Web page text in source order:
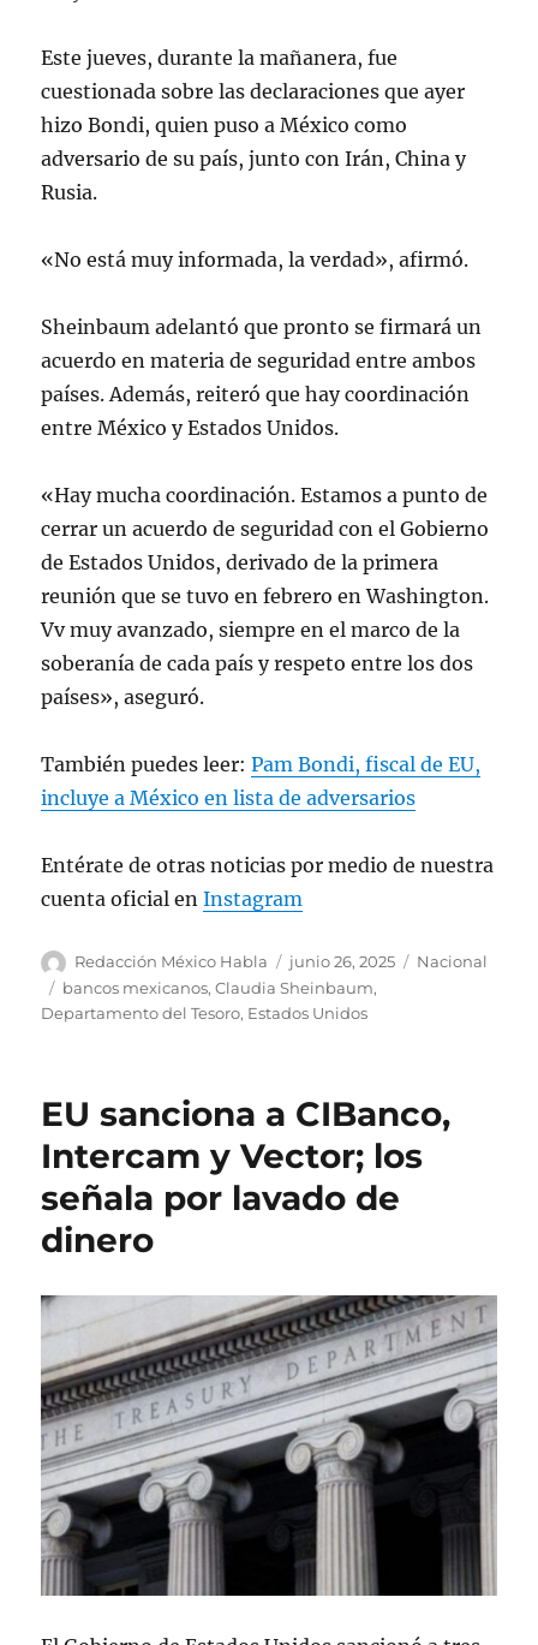
Este jueves, durante la mañanera, fue
cuestionada sobre las declaraciones que ayer
hizo Bondi, quien puso a México como
adversario de su país, junto con Irán, China y
Rusia.
«No está muy informada, la verdad», afirmó.
Sheinbaum adelantó que pronto se firmará un
acuerdo en materia de seguridad entre ambos
países. Además, reiteró que hay coordinación
entre México y Estados Unidos.
«Hay mucha coordinación. Estamos a punto de
cerrar un acuerdo de seguridad con el Gobierno
de Estados Unidos, derivado de la primera
reunión que se tuvo en febrero en Washington.
Vv muy avanzado, siempre en el marco de la
soberanía de cada país y respeto entre los dos
países», aseguró.
También puedes leer:Pam Bondi, fiscal de EU,
incluye a México en lista de adversarios
Entérate de otras noticias por medio de nuestra
cuenta oficial enInstagram
A
u
t
Redacción México Habla
P
u
b
a
o
e
l
junio 26, 2025
C
r
a
Nacional
E
t
e
a
s
bancos mexicanos,Claudia Sheinbaum,
Departamento del Tesoro, Estados Unidos
EU sanciona a CIBanco,
Intercam y Vector; los
señala por lavado de
dinero